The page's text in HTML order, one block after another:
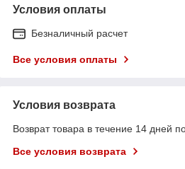
Условия оплаты
Безналичный расчет
Все условия оплаты
Условия возврата
Возврат товара в течение 14 дней
Все условия возврата